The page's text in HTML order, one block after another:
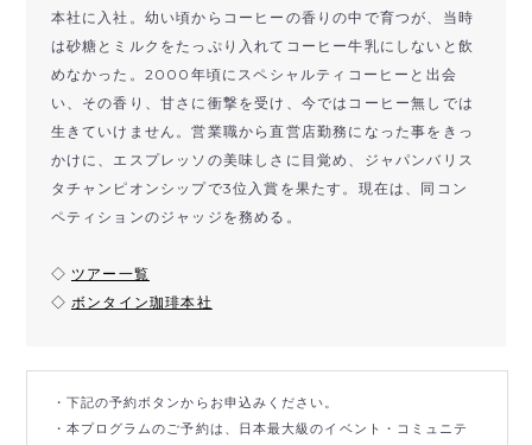
本社に入社。幼い頃からコーヒーの香りの中で育つが、当時
は砂糖とミルクをたっぷり入れてコーヒー牛乳にしないと飲
めなかった。2000年頃にスペシャルティコーヒーと出会
い、その香り、甘さに衝撃を受け、今ではコーヒー無しでは
生きていけません。営業職から直営店勤務になった事をきっ
かけに、エスプレッソの美味しさに目覚め、ジャパンバリス
タチャンピオンシップで3位入賞を果たす。現在は、同コン
ペティションのジャッジを務める。
◇ ツアー一覧
◇ ボンタイン珈琲本社
・下記の予約ボタンからお申込みください。
・本プログラムのご予約は、日本最大級のイベント・コミュニテ